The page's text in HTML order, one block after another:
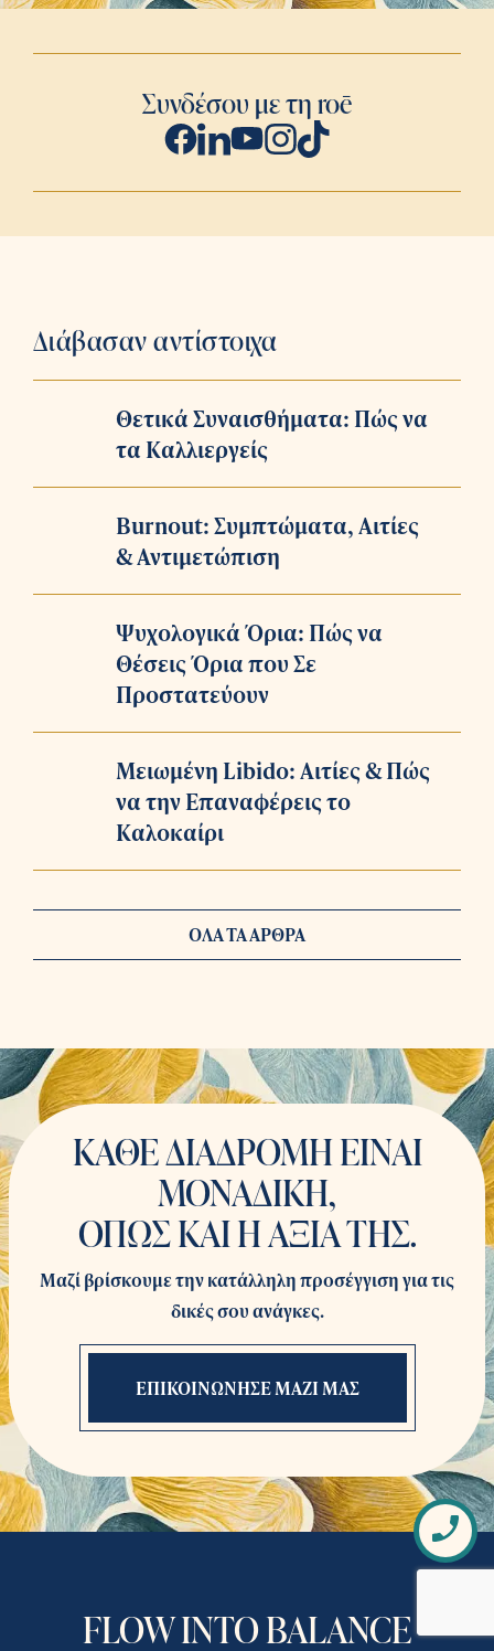
Συνδέσου με τη roē
Διάβασαν αντίστοιχα
Θετικά Συναισθήματα: Πώς να
τα Καλλιεργείς
Burnout: Συμπτώματα, Αιτίες
& Αντιμετώπιση
Ψυχολογικά Όρια: Πώς να
Θέσεις Όρια που Σε
Προστατεύουν
Μειωμένη Libido: Αιτίες & Πώς
να την Επαναφέρεις το
Καλοκαίρι
ΟΛΑ ΤΑ ΑΡΘΡΑ
ΚΑΘΕ ΔΙΑΔΡΟΜΗ ΕΙΝΑΙ
ΜΟΝΑΔΙΚΗ,
ΟΠΩΣ ΚΑΙ Η ΑΞΙΑ ΤΗΣ.
Μαζί βρίσκουμε την κατάλληλη προσέγγιση για τις
δικές σου ανάγκες.
ΕΠΙΚΟΙΝΩΝΗΣΕ ΜΑΖΙ ΜΑΣ
FLOW INTO BALANCE